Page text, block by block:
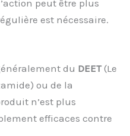
peut être plus
est nécessaire.
du DEET(Le
ou de la
n’est plus
efficaces contre